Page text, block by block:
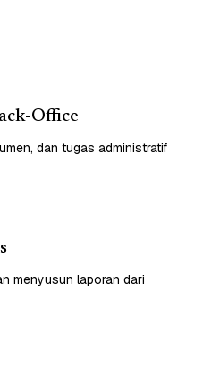
Office
dan tugas administratif
menyusun laporan dari